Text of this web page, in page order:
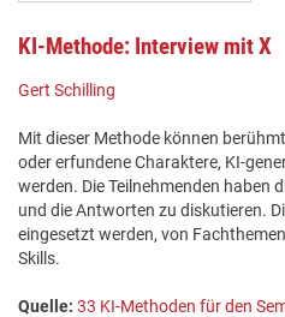
KI-Methode: Interview mit X
Gert Schilling
Mit dieser Methode können
oder erfundene Charaktere, KI-
werden. Die Teilnehmenden haben
und die Antworten zu diskutieren.
eingesetzt werden, von
Skills.
Quelle: 33 KI-Methoden für den